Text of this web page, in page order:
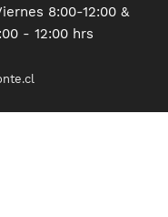
8:00-12:00 &
- 12:00 hrs